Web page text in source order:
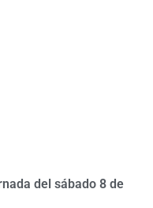
del sábado 8 de